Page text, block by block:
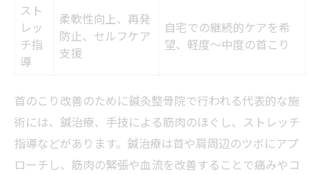
スト
レッ
チ指
導
柔軟性向上、再発
防止、セルフケア
支援
自宅での継続的ケアを希
望、軽度～中度の首こり
首のこり改善のために鍼灸整骨院で行われる代表的な施
術には、鍼治療、手技による筋肉のほぐし、ストレッチ
指導などがあります。鍼治療は首や肩周辺のツボにアプ
ローチし、筋肉の緊張や血流を改善することで痛みやコ